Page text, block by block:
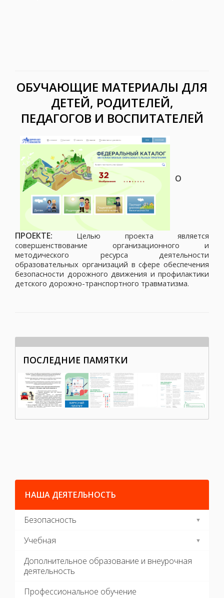
ОБУЧАЮЩИЕ МАТЕРИАЛЫ ДЛЯ
ДЕТЕЙ, РОДИТЕЛЕЙ,
ПЕДАГОГОВ И ВОСПИТАТЕЛЕЙ
О
ПРОЕКТЕ: Целью проекта является
совершенствование организационного и
методического ресурса деятельности
образовательных организаций в сфере обеспечения
безопасности дорожного движения и профилактики
детского дорожно-транспортного травматизма.
ПОСЛЕДНИЕ ПАМЯТКИ
НАША ДЕЯТЕЛЬНОСТЬ
Безопасность
Учебная
Дополнительное образование и внеурочная
деятельность
Профессиональное обучение